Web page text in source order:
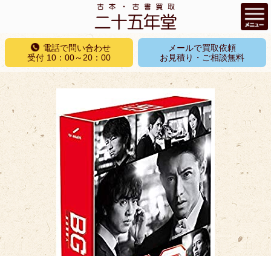
コ
テ
ン
ツ
へ
ス
キ
プ
電話で問い合わせ
受付 10：00～20：00
メールで買取依頼
お見積り・ご相談無料